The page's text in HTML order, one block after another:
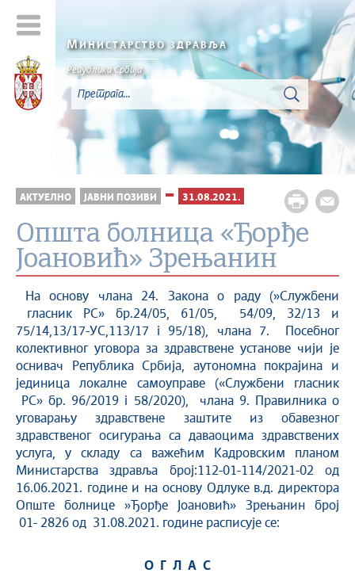
МИНИСТАРСТВО ЗДРАВЉА
Република Србија
АКТУЕЛНО ЈАВНИ ПОЗИВИ 31.08.2021.
Општа болница «Ђорђе
Јоановић» Зрењанин
На основу члана 24. Закона о раду (»Службени
гласник РС» бр.24/05, 61/05, 54/09, 32/13 и
75/14,13/17-УС,113/17 i 95/18), члана 7. Посебног
колективног уговора за здравствене установе чији је
оснивач Република Србија, аутономна покрајина и
јединица локалне самоуправе («Службени гласник
РС» бр. 96/2019 i 58/2020), члана 9. Правилника о
уговарању здравствене заштите из обавезног
здравственог осигурања са даваоцима здравствених
услуга, у складу са важећим Кадровским планом
Министарства здравља број:112-01-114/2021-02 од
16.06.2021. године и на основу Одлуке в.д. директора
Опште болнице »Ђорђе Јоановић» Зрењанин број
01- 2826 од 31.08.2021. годинe расписује се:
О Л А С